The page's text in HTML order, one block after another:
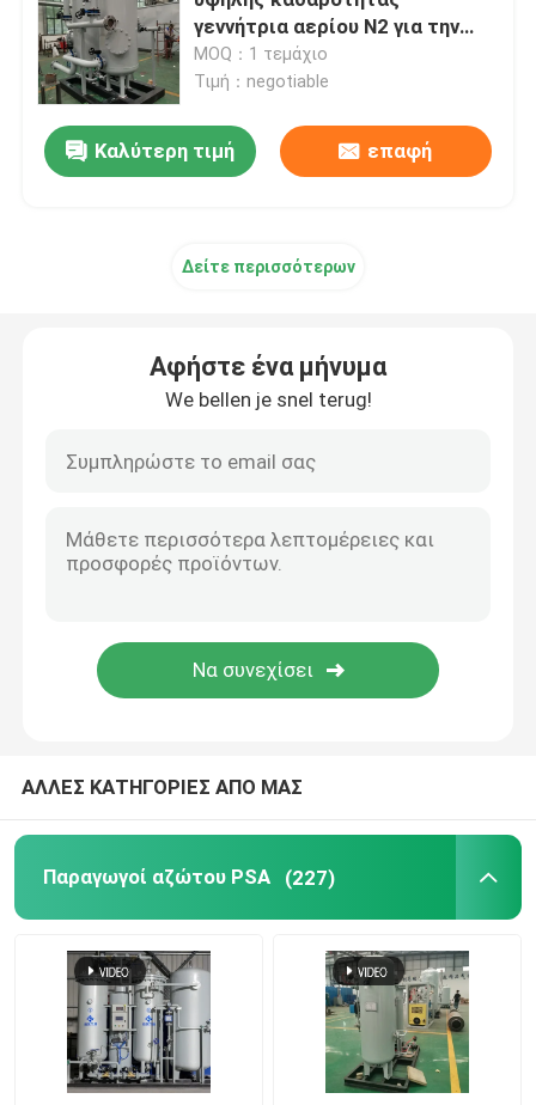
Γεννήτρια αζώτου μεμβράνης
Συσκευή γεννήσεως οξυγόνου για ιατρική χρήση
Εργασιακό στεγνωτήρα αερίου
Κρεκάρισμα μεθανόλης
Μορφωματική γεννήτρια αζώτου
Μορφωματική γεννήτρια οξυγόνου
γεννήτρια αερίου N2 για την
ανθεκτικότητα της σιδηρούχης
σκόνης σε εκρήξεις
MOQ：1 τεμάχιο
Τιμή：negotiable
Καλύτερη τιμή επαφή
Δείτε περισσότερων
Αφήστε ένα μήνυμα
We bellen je snel terug!
ΑΛΛΕΣ ΚΑΤΗΓΟΡΙΕΣ ΑΠΟ ΜΑΣ
Παραγωγοί αζώτου PSA (227)